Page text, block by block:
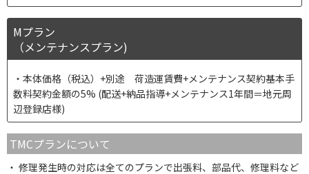
Mプラン
（メンテナンスプラン)
本体価格（税込）+別途 荷造運賃費+メンテナンス契約基本手
数料契約金額の5% (配送+納品指導+メンテナンス1年間＝地元周
辺登録店様)
TMCプランについて
修理発生時の対応は全てのプランで出張料、部品代、修理料など